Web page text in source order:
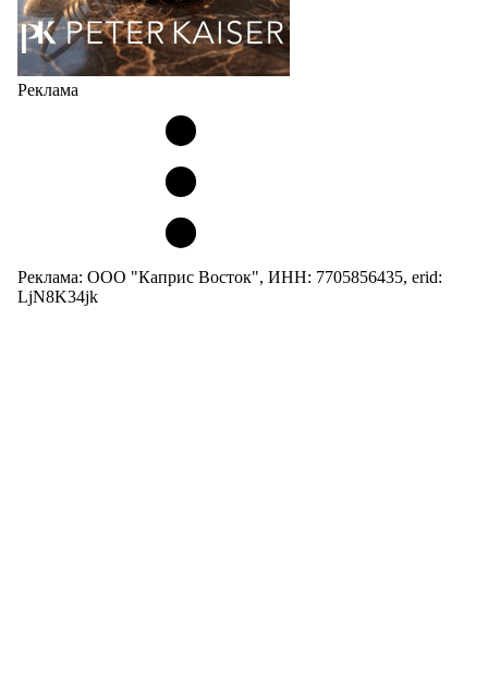
Реклама
Реклама: ООО "Каприс Восток", ИНН: 7705856435, erid:
LjN8K34jk